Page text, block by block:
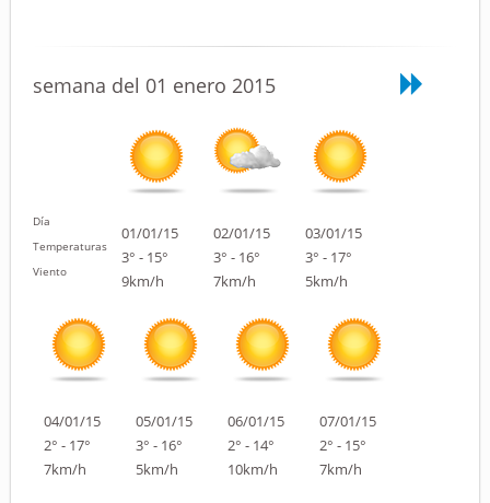
semana del 01 enero 2015
Día
Temperaturas
Viento
01/01/15
3° - 15°
9km/h
02/01/15
3° - 16°
7km/h
03/01/15
3° - 17°
5km/h
04/01/15
2° - 17°
7km/h
05/01/15
3° - 16°
5km/h
06/01/15
2° - 14°
10km/h
07/01/15
2° - 15°
7km/h